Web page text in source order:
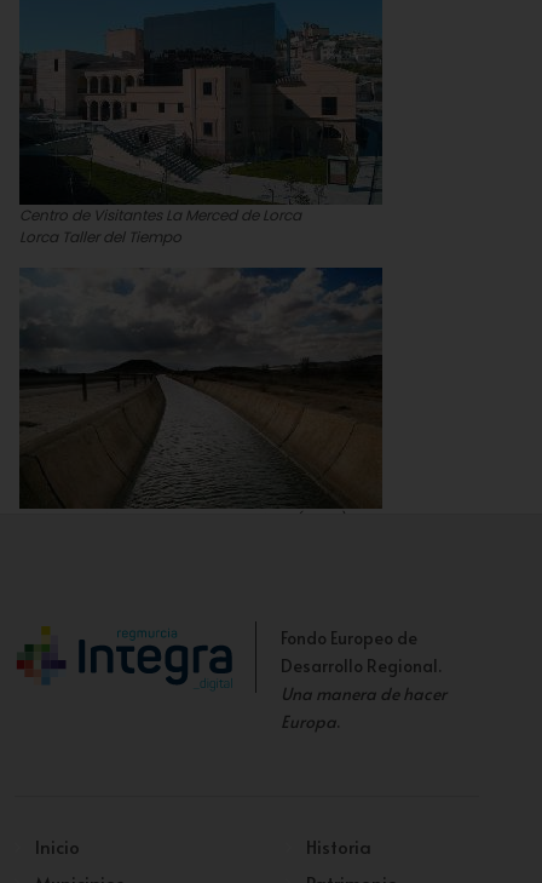
Centro de Visitantes La Merced de Lorca
Lorca Taller del Tiempo
Trasvase Tajo-Segura en Almendricos (Lorca)
Fondo Europeo de
Desarrollo Regional.
Una manera de hacer
Europa.
Inicio
Historia